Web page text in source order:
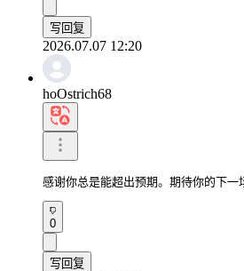
写回复
2026.07.07 12:20
hoOstrich68
感谢你总是能超出预期。期待你的下一
0
写回复